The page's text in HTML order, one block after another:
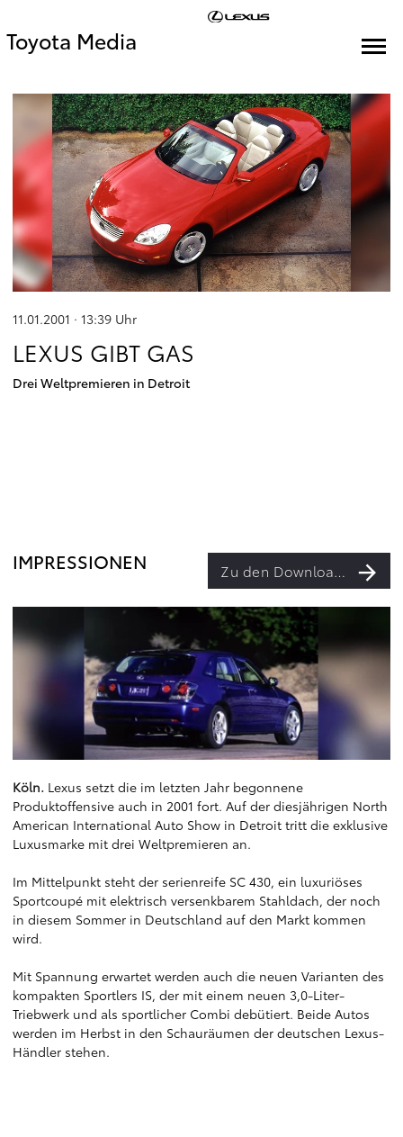
Toyota Media
11.01.2001 · 13:39 Uhr
LEXUS GIBT GAS
Drei Weltpremieren in Detroit
IMPRESSIONEN Zu den Downloads
Köln. Lexus setzt die im letzten Jahr begonnene
Produktoffensive auch in 2001 fort. Auf der diesjährigen North
American International Auto Show in Detroit tritt die exklusive
Luxusmarke mit drei Weltpremieren an.
Im Mittelpunkt steht der serienreife SC 430, ein luxuriöses
Sportcoupé mit elektrisch versenkbarem Stahldach, der noch
in diesem Sommer in Deutschland auf den Markt kommen
wird.
Mit Spannung erwartet werden auch die neuen Varianten des
kompakten Sportlers IS, der mit einem neuen 3,0-Liter-
Triebwerk und als sportlicher Combi debütiert. Beide Autos
werden im Herbst in den Schauräumen der deutschen Lexus-
Händler stehen.